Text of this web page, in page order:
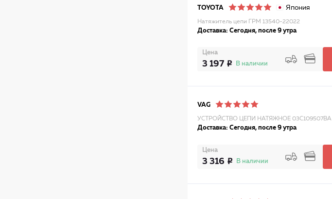
TOYOTA Япония
Натяжитель цепи ГРМ 13540-22022
Доставка: Сегодня, после 9 утра
Цена
3 197 В наличии
VAG
УСТРОЙСТВО ЦЕПИ НАТЯЖНОЕ 03C109507BA
Доставка: Сегодня, после 9 утра
Цена
3 316 В наличии